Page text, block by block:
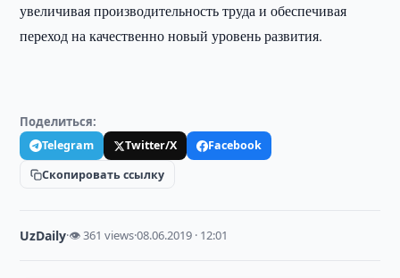
увеличивая производительность труда и обеспечивая
переход на качественно новый уровень развития.
Поделиться:
Telegram Twitter/X
Facebook
Скопировать ссылку
UzDaily·👁 361 views·08.06.2019 · 12:01